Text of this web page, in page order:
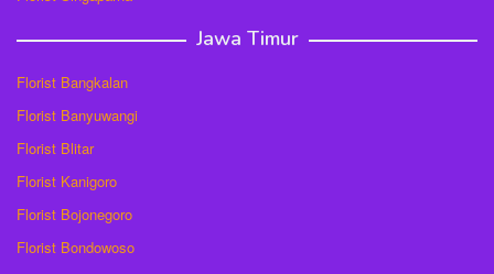
Jawa Timur
Florist Bangkalan
Florist Banyuwangi
Florist Blitar
Florist Kanigoro
Florist Bojonegoro
Florist Bondowoso